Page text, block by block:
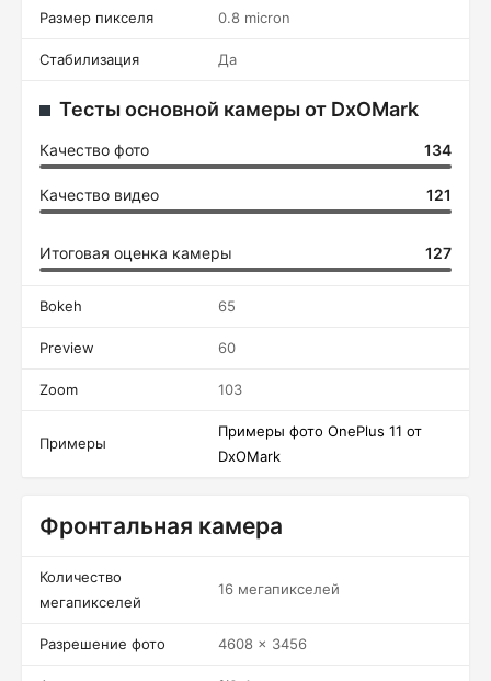
Размер пикселя 0.8 micron
Стабилизация Да
Тесты основной камеры от DxOMark
Качество фото 134
Качество видео 121
Итоговая оценка камеры 127
Bokeh 65
Preview 60
Zoom 103
Примеры
Примеры фото OnePlus 11 от
DxOMark
Фронтальная камера
Количество
мегапикселей
16 мегапикселей
Разрешение фото 4608 x 3456